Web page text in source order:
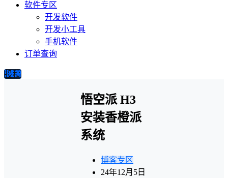
软件专区
开发软件
开发小工具
手机软件
订单查询
投稿
悟空派 H3
安装香橙派
系统
博客专区
24年12月5日